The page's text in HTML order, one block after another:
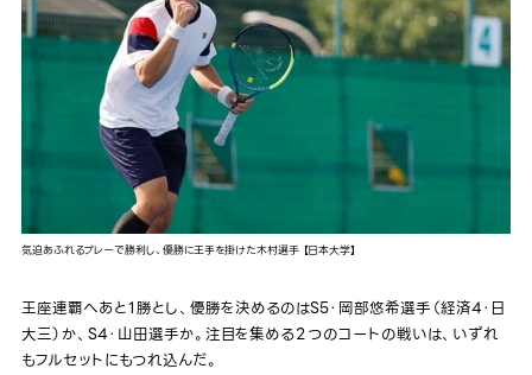
気迫あふれるプレーで勝利し、優勝に王手を掛けた木村選手 【日本大学】
王座連覇へあと１勝とし、優勝を決めるのはS5・岡部悠希選手（経済4・日
大三）か、S4・山田選手か。注目を集める２つのコートの戦いは、いずれ
もフルセットにもつれ込んだ。